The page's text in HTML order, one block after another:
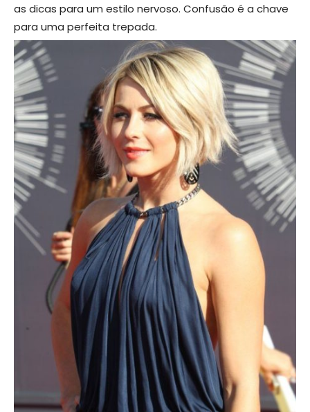
as dicas para um estilo nervoso. Confusão é a chave
para uma perfeita trepada.